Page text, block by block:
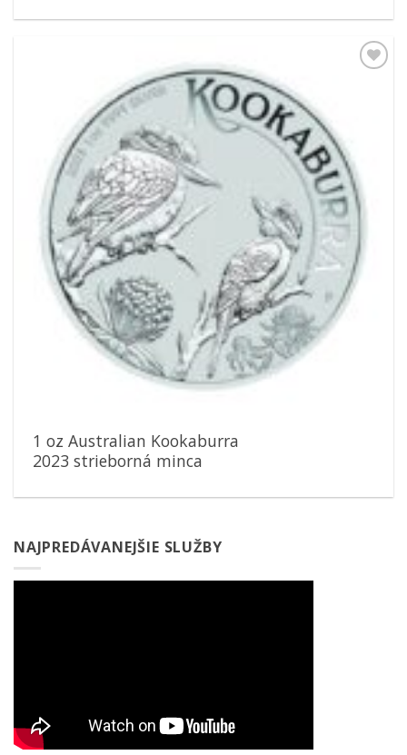
1 oz Australian Kookaburra
2023 strieborná minca
NAJPREDÁVANEJŠIE SLUŽBY